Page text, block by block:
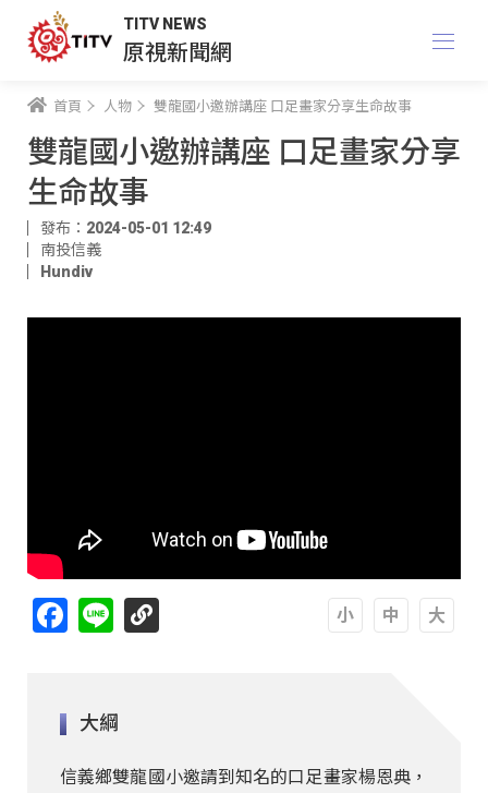
TITV NEWS
原視新聞網
首頁 人物 雙龍國小邀辦講座 口足畫家分享生命故事
雙龍國小邀辦講座 口足畫家分享
生命故事
發布：2024-05-01 12:49
南投信義
Hundiv
Facebook
Line
大綱
信義鄉雙龍國小邀請到知名的口足畫家楊恩典，